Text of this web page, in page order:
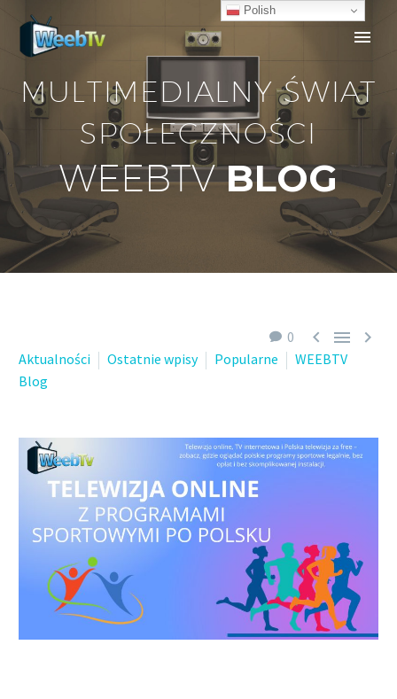
Polish
MULTIMEDIALNY ŚWIAT
SPOŁECZNOŚCI
WEEBTVBLOG
0   
Aktualności Ostatnie wpisy Popularne
WEEBTV
Blog
Polish